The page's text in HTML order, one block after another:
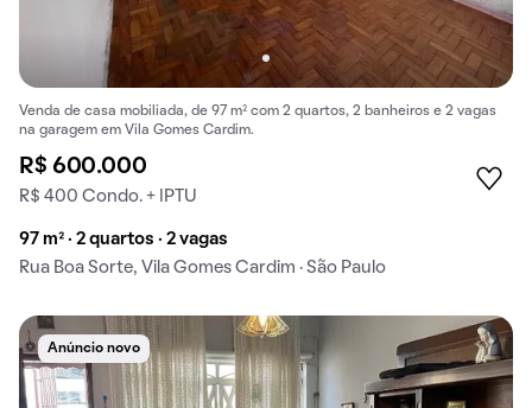
Venda de casa mobiliada, de 97 m² com 2 quartos, 2 banheiros e 2 vagas
na garagem em Vila Gomes Cardim.
R$ 600.000
R$ 400 Condo. + IPTU
97 m² · 2 quartos · 2 vagas
Rua Boa Sorte, Vila Gomes Cardim · São Paulo
Anúncio novo